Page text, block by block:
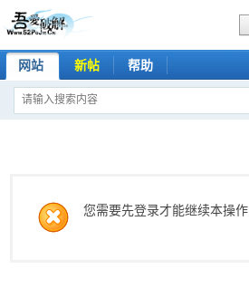
网站 新帖 帮助
您需要先登录才能继续本操作